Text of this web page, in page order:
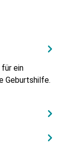
ein
Geburtshilfe.